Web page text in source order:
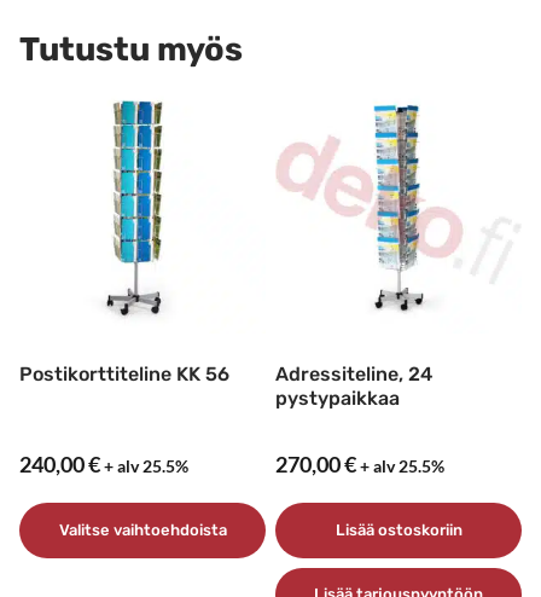
Tutustu myös
Postikorttiteline KK 56
240,00€+ alv 25.5%
Valitse vaihtoehdoista
Adressiteline, 24
pystypaikkaa
270,00€+ alv 25.5%
Lisää ostoskoriin